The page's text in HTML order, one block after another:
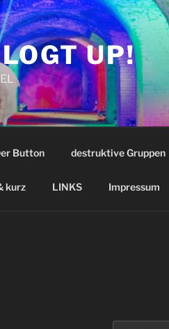
UP!
Button destruktive Gruppen
kurz LINKS Impressum